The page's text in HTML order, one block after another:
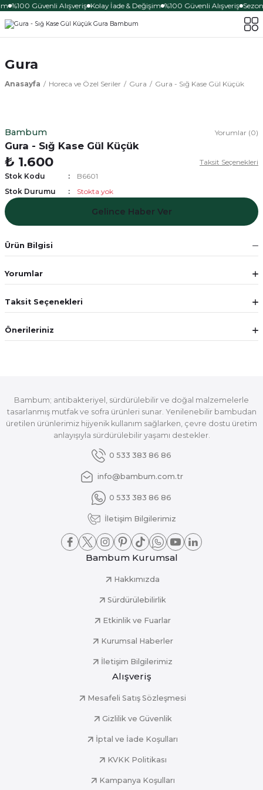
%100 Güvenli Alışveriş Kolay İade & Değişim %100 Güvenli Alışveriş
Gura
Anasayfa Horeca ve Özel Seriler Gura Gura - Sığ Kase Gül Küçük
Bambum Yorumlar (0)
Gura - Sığ Kase Gül Küçük
₺ 1.600
Taksit Seçenekleri
Stok Kodu
B6601
Stok Durumu
Stokta yok
Gelince Haber Ver
Ürün Bilgisi
Yorumlar
Taksit Seçenekleri
Önerileriniz
Bambum; antibakteriyel, sürdürülebilir ve doğal malzemelerle
tasarlanmış mutfak ve sofra ürünleri sunar. Yenilenebilir bambudan
üretilen ürünlerimiz hijyenik kullanım sağlarken, çevre dostu üretim
anlayışıyla sürdürülebilir yaşamı destekler.
0 533 383 86 86
info@bambum.com.tr
0 533 383 86 86
İletişim Bilgilerimiz
Bambum Kurumsal
Hakkımızda
Sürdürülebilirlik
Etkinlik ve Fuarlar
Kurumsal Haberler
İletişim Bilgilerimiz
Alışveriş
Mesafeli Satış Sözleşmesi
Gizlilik ve Güvenlik
İptal ve İade Koşulları
KVKK Politikası
Kampanya Koşulları